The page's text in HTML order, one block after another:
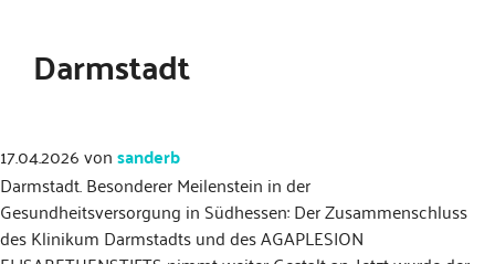
Darmstadt
17.04.2026vonsanderb
Darmstadt. Besonderer Meilenstein in der
Gesundheitsversorgung in Südhessen: Der Zusammenschluss
des Klinikum Darmstadts und des AGAPLESION